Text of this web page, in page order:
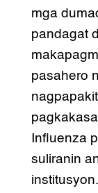
mga
pandagat
pasahero
Influenza
suliranin